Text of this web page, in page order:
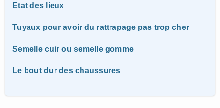
Etat des lieux
Tuyaux pour avoir du rattrapage pas trop cher
Semelle cuir ou semelle gomme
Le bout dur des chaussures